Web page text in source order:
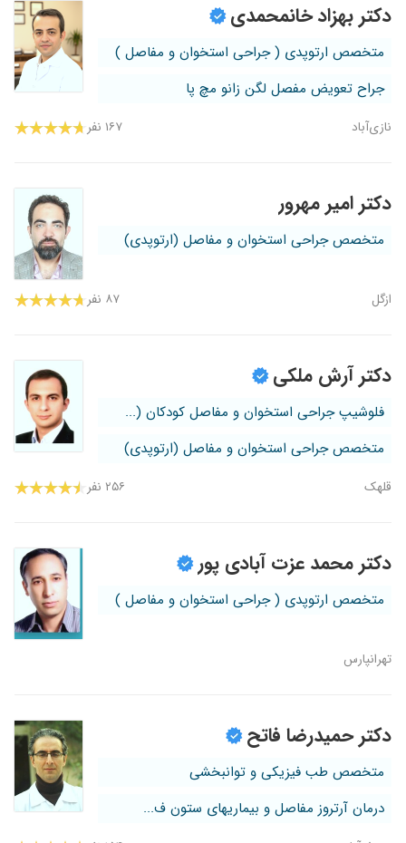
دکتر بهزاد خانمحمدی
متخصص ارتوپدی ( جراحی استخوان و مفاصل )
جراح تعویض مفصل لگن زانو مچ پا
نازی‌آباد ۱۶۷ نفر
دکتر امیر مهرور
متخصص جراحی استخوان و مفاصل (ارتوپدی)
ازگل ۸۷ نفر
دکتر آرش ملکی
فلوشیپ جراحی استخوان و مفاصل کودکان (...
متخصص جراحی استخوان و مفاصل (ارتوپدی)
قلهک ۲۵۶ نفر
دکتر محمد عزت آبادی پور
متخصص ارتوپدی ( جراحی استخوان و مفاصل )
تهرانپارس
دکتر حمیدرضا فاتح
متخصص طب فیزیکی و توانبخشی
درمان آرتروز مفاصل و بیماریهای ستون ف...